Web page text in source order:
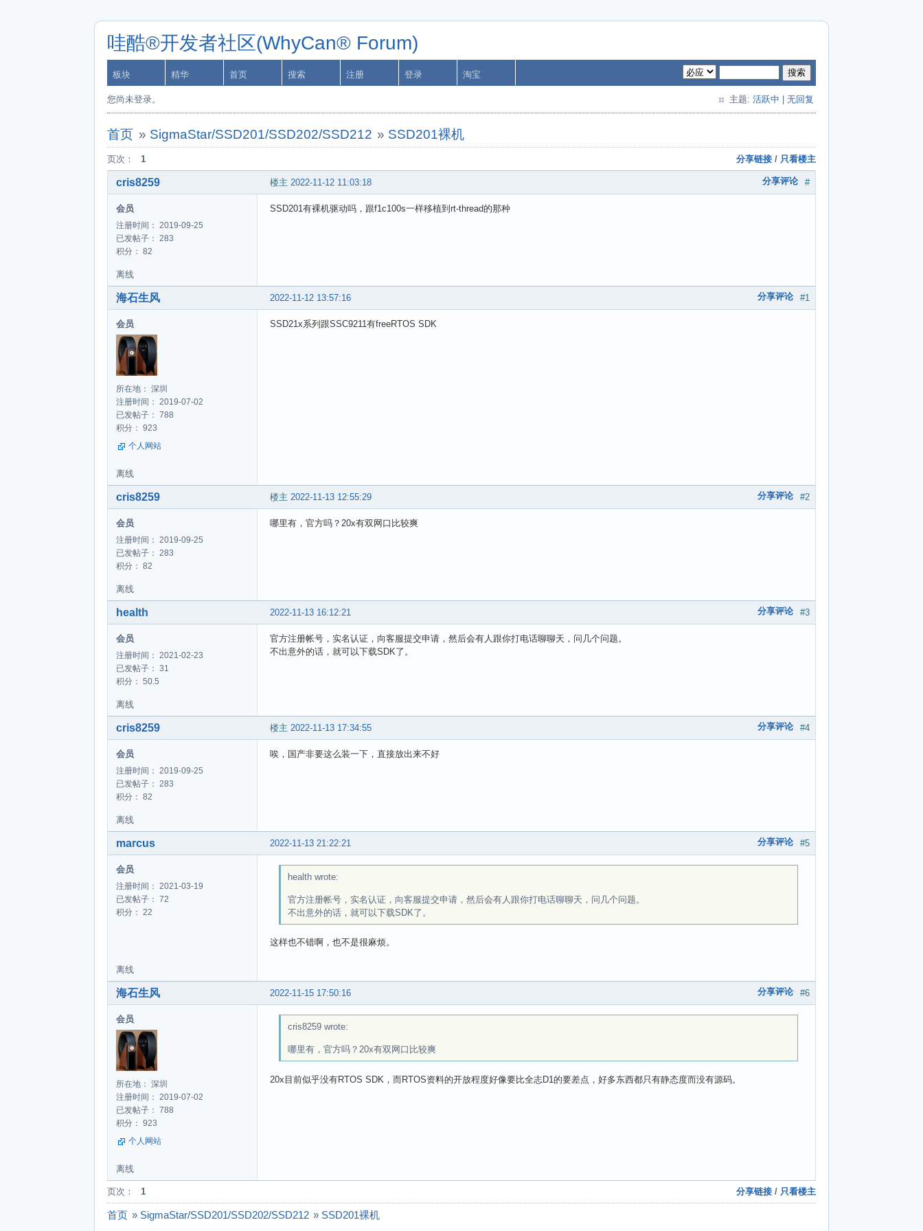
哇酷®开发者社区(WhyCan® Forum)
板块 精华 首页 搜索 注册 登录 淘宝 搜索
您尚未登录。 主题: 活跃中 无回复
首页 » SigmaStar/SSD201/SSD202/SSD212 » SSD201裸机
页次： 1 分享链接 / 只看楼主
楼主 #
2022-11-12 11:03:18 分享评论
cris8259
会员
注册时间： 2019-09-25
已发帖子： 283
积分： 82
SSD201有裸机驱动吗，跟f1c100s一样移植到rt-thread的那种
离线
#1
2022-11-12 13:57:16 分享评论
海石生风
会员
所在地： 深圳
注册时间： 2019-07-02
已发帖子： 788
积分： 923
个人网站
SSD21x系列跟SSC9211有freeRTOS SDK
离线
楼主 #2
2022-11-13 12:55:29 分享评论
cris8259
会员
注册时间： 2019-09-25
已发帖子： 283
积分： 82
哪里有，官方吗？20x有双网口比较爽
离线
#3
2022-11-13 16:12:21 分享评论
health
会员
注册时间： 2021-02-23
已发帖子： 31
积分： 50.5
官方注册帐号，实名认证，向客服提交申请，然后会有人跟你打电话聊聊天，问几个问题。
不出意外的话，就可以下载SDK了。
离线
楼主 #4
2022-11-13 17:34:55 分享评论
cris8259
会员
注册时间： 2019-09-25
已发帖子： 283
积分： 82
唉，国产非要这么装一下，直接放出来不好
离线
#5
2022-11-13 21:22:21 分享评论
marcus
会员
注册时间： 2021-03-19
已发帖子： 72
积分： 22
health wrote:
官方注册帐号，实名认证，向客服提交申请，然后会有人跟你打电话聊聊天，问几个问题。
不出意外的话，就可以下载SDK了。
这样也不错啊，也不是很麻烦。
离线
#6
2022-11-15 17:50:16 分享评论
海石生风
会员
所在地： 深圳
注册时间： 2019-07-02
已发帖子： 788
积分： 923
个人网站
cris8259 wrote:
哪里有，官方吗？20x有双网口比较爽
20x目前似乎没有RTOS SDK，而RTOS资料的开放程度好像要比全志D1的要差点，好多东西都只有静态度而没有源码。
离线
页次： 1 分享链接 / 只看楼主
首页 » SigmaStar/SSD201/SSD202/SSD212 » SSD201裸机